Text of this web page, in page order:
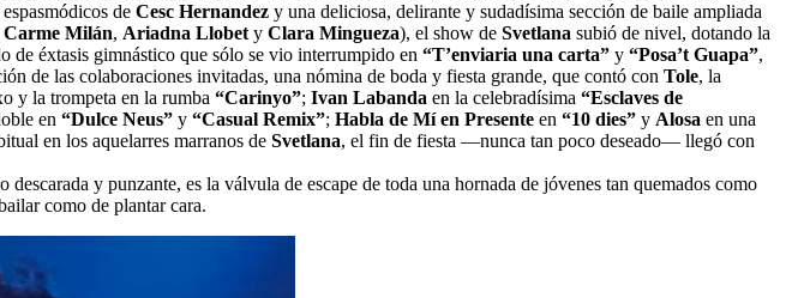
de Cesc Hernandez y una deliciosa, delirante y sudadísima sección de baile ampliada
Carme Milán, Ariadna Llobet y Clara Mingueza), el show de Svetlana subió de nivel, dotando la
de éxtasis gimnástico que sólo se vio interrumpido en “T’enviaria una carta” y “Posa’t Guapa”,
de las colaboraciones invitadas, una nómina de boda y fiesta grande, que contó con Tole, la
y la trompeta en la rumba “Carinyo”; Ivan Labanda en la celebradísima “Esclaves de
en “Dulce Neus” y “Casual Remix”; Habla de Mí en Presente en “10 dies” y Alosa en una
en los aquelarres marranos de Svetlana, el fin de fiesta —nunca tan poco deseado— llegó con
descarada y punzante, es la válvula de escape de toda una hornada de jóvenes tan quemados como
como de plantar cara.